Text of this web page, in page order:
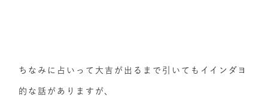
ちなみに占いって大吉が出るまで引いてもイインダヨ
的な話がありますが、